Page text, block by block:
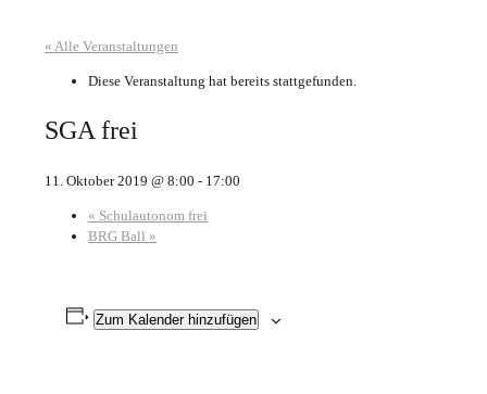
« Alle Veranstaltungen
Diese Veranstaltung hat bereits stattgefunden.
SGA frei
11. Oktober 2019 @ 8:00 - 17:00
« Schulautonom frei
BRG Ball »
Zum Kalender hinzufügen